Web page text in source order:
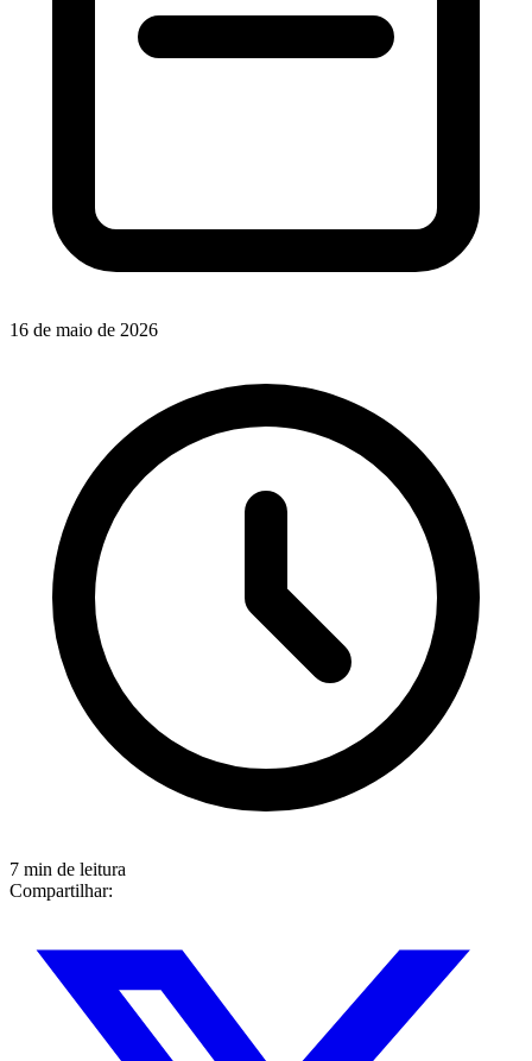
16 de maio de 2026
7 min de leitura
Compartilhar: